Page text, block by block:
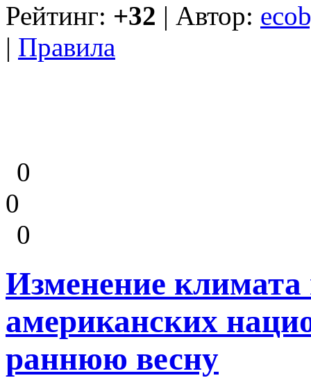
Рейтинг: +32 | Автор:
| Правила
0
0
0
Изменение климата
американских
раннюю весну